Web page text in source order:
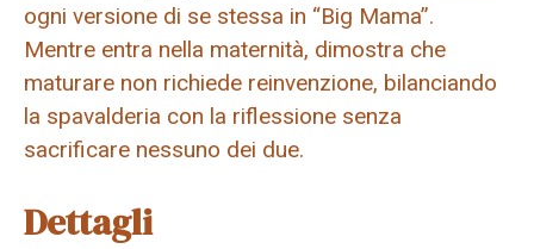
ogni versione di se stessa in “Big Mama”.
Mentre entra nella maternità, dimostra che
maturare non richiede reinvenzione, bilanciando
la spavalderia con la riflessione senza
sacrificare nessuno dei due.
Dettagli